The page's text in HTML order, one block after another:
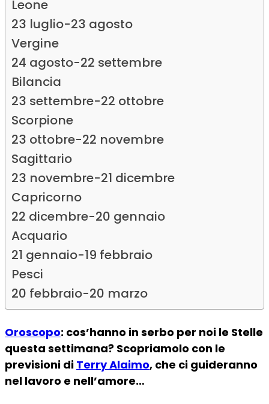
Leone
23 luglio-23 agosto
Vergine
24 agosto-22 settembre
Bilancia
23 settembre-22 ottobre
Scorpione
23 ottobre-22 novembre
Sagittario
23 novembre-21 dicembre
Capricorno
22 dicembre-20 gennaio
Acquario
21 gennaio-19 febbraio
Pesci
20 febbraio-20 marzo
Oroscopo: cos’hanno in serbo per noi le Stelle
questa settimana? Scopriamolo con le
previsioni di Terry Alaimo, che ci guideranno
nel lavoro e nell’amore…